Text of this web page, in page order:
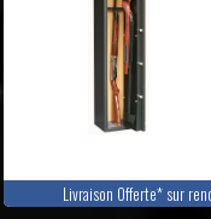
Livraison Offerte* sur